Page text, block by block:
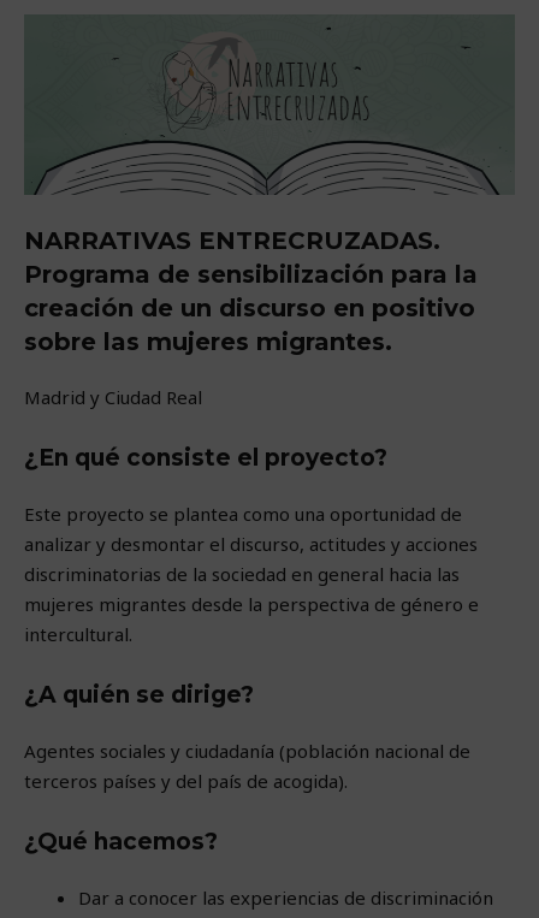
NARRATIVAS ENTRECRUZADAS.
Programa de sensibilización para la
creación de un discurso en positivo
sobre las mujeres migrantes.
Madrid y Ciudad Real
¿En qué consiste el proyecto?
Este proyecto se plantea como una oportunidad de
analizar y desmontar el discurso, actitudes y acciones
discriminatorias de la sociedad en general hacia las
mujeres migrantes desde la perspectiva de género e
intercultural.
¿A quién se dirige?
Agentes sociales y ciudadanía (población nacional de
terceros países y del país de acogida).
¿Qué hacemos?
Dar a conocer las experiencias de discriminación